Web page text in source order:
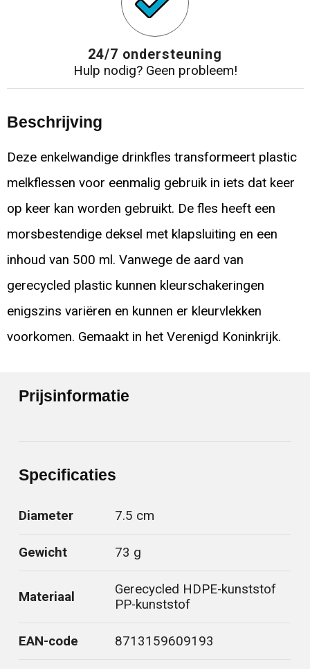
24/7 ondersteuning
Hulp nodig? Geen probleem!
Beschrijving
Deze enkelwandige drinkfles transformeert plastic
melkflessen voor eenmalig gebruik in iets dat keer
op keer kan worden gebruikt. De fles heeft een
morsbestendige deksel met klapsluiting en een
inhoud van 500 ml. Vanwege de aard van
gerecycled plastic kunnen kleurschakeringen
enigszins variëren en kunnen er kleurvlekken
voorkomen. Gemaakt in het Verenigd Koninkrijk.
Prijsinformatie
Specificaties
Diameter 7.5 cm
Gewicht 73 g
Materiaal
Gerecycled HDPE-kunststof
PP-kunststof
EAN-code 8713159609193